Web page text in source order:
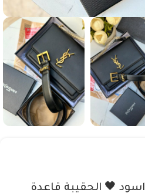
بكج (حقيبة+حزام) ysl اسود 🖤 الحقيبة قاعدة